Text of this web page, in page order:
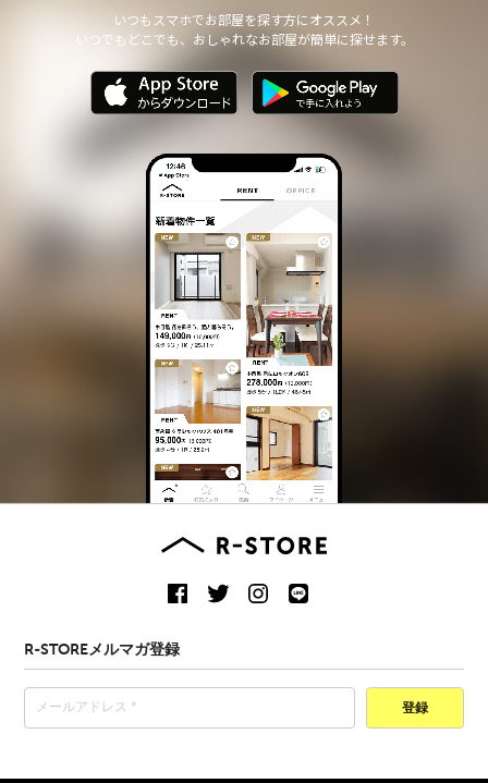
いつもスマホでお部屋を探す方にオススメ！
いつでもどこでも、おしゃれなお部屋が簡単に探せます。
R-STOREメルマガ登録
登録